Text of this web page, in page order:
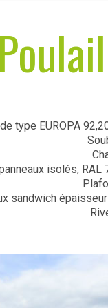
type EUROPA
isolés,
sandwich